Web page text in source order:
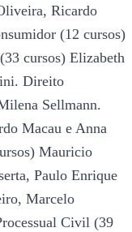
Ricardo
(12 cursos)
cursos) Elizabeth
Direito
Sellmann.
Macau e Anna
Mauricio
Paulo Enrique
Marcelo
Civil (39